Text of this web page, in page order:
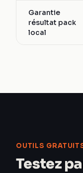
Garantie
résultat pack
local
OUTILS
Testez